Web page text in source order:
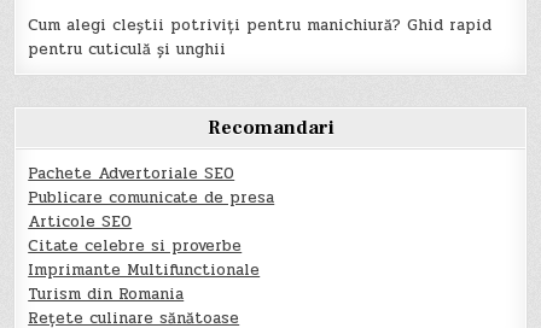
Cum alegi cleștii potriviți pentru manichiură? Ghid rapid
pentru cuticulă și unghii
Recomandari
Pachete Advertoriale SEO
Publicare comunicate de presa
Articole SEO
Citate celebre si proverbe
Imprimante Multifunctionale
Turism din Romania
Rețete culinare sănătoase